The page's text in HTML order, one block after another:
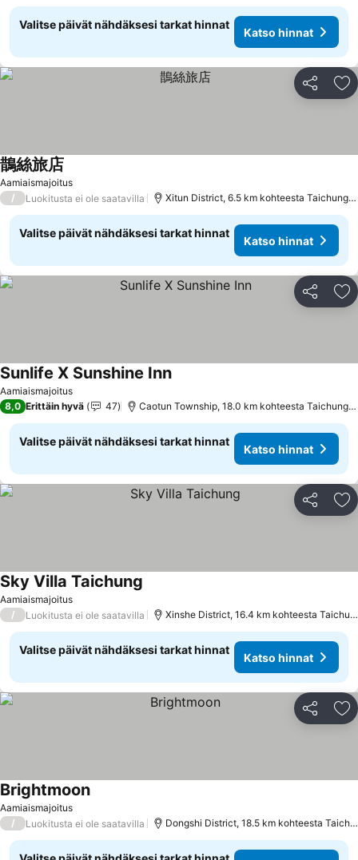
Valitse päivät nähdäksesi tarkat hinnat
Katso hinnat
Jaa
Aamiaismajoitus
鵲絲旅店
/ Luokitusta ei ole saatavilla Xitun District, 6.5 km kohteesta Taichung
Valitse päivät nähdäksesi tarkat hinnat
Katso hinnat
Jaa
Aamiaismajoitus
Sunlife X Sunshine InnKatso hinnat
8,0 Erittäin hyvä 47 Caotun Township, 18.0 km kohteesta Taichung
Valitse päivät nähdäksesi tarkat hinnat
Katso hinnat
Jaa
Aamiaismajoitus
Sky Villa Taichung
/ Luokitusta ei ole saatavilla Xinshe District, 16.4 km kohteesta
Valitse päivät nähdäksesi tarkat hinnat
Katso hinnat
Jaa
Aamiaismajoitus
BrightmoonKatso hinnat
/ Luokitusta ei ole saatavilla Dongshi District, 18.5 km kohteesta